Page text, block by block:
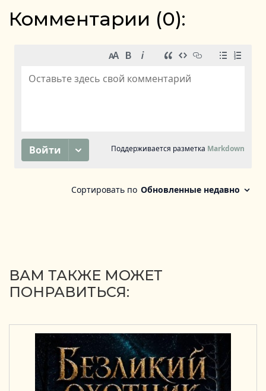
Комментарии (0):
ВАМ ТАКЖЕ МОЖЕТ
ПОНРАВИТЬСЯ: